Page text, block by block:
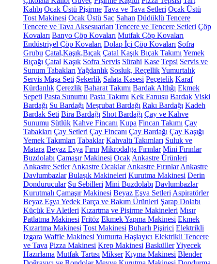
Kalıbı Ocak Üstü Pişirme Tava ve Tava Setleri Ocak Üstü
Tost Makinesi Ocak Üstü Sac Sahan Düdüklü Tencere
Tencere ve Tava Aksesuarları Tencere ve Tencere Setleri Çöp
Kovaları Banyo Çöp Kovaları Mutfak Çöp Kovaları
Endüstriyel Çöp Kovaları Dolap İçi Çöp Kovaları Sofra
Grubu Çatal,Kaşık,Bıçak Çatal Kaşık Bıçak Takımı Yemek
Bıçağı Çatal Kaşık Sofra Servis Sürahi Kase Tepsi Servis ve
Sunum Tabakları Yağdanlık Sosluk, ReçellikYumurtalık
Servis Maşa Seti Şekerlik Salata Kasesi Peçetelik Karaf
Kürdanlık Çerezlik Baharat Takımı Bardak Altlığı Ekmek
Sepeti Pasta Sunumu Pasta Takımı Kek Fanusu Bardak Viski
Bardağı Su Bardağı Meşrubat Bardağı Rakı Bardağı Kadeh
Bardak Seti Bira Bardağı Shot Bardağı Çay ve Kahve
Sunumu Sütlük Kahve Fincanı Kupa Fincan Takımı Çay
Tabakları Çay Setleri Çay Fincanı Çay Bardağı Çay Kaşığı
Yemek Takımları Tabaklar Kahvaltı Takımları Suluk ve
Matara Beyaz Eşya Fırın Mikrodalga Fırınlar Mini Fırınlar
Buzdolabı Çamaşır Makinesi Ocak Ankastre Ürünleri
Ankastre Setler Ankastre Ocaklar Ankastre Fırınlar Ankastre
Davlumbazlar Bulaşık Makineleri Kurutma Makinesi Derin
Dondurucular Su Sebilleri Mini Buzdolabı Davlumbazlar
Kurutmalı Çamaşır Makinesi Beyaz Eşya Setleri Aspiratörler
Beyaz Eşya Yedek Parça ve Bakım Ürünleri Şarap Dolabı
Küçük Ev Aletleri Kızartma ve Pişirme Makineleri Mısır
Patlatma Makinesi Fritöz Ekmek Yapma Makinesi Ekmek
Kızartma Makinesi Tost Makinesi Buharlı Pişirici Elektrikli
Izgara Waffle Makinesi Yumurta Haşlayıcı Elektrikli Tencere
ve Tava Pizza Makinesi Krep Makinesi BasküllerYiyecek
Hazırlama Mutfak Tartısı Mikser Kıyma Makinesi Blender